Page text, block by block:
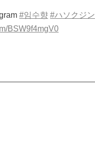
#임수향 #ハソクジン
BSW9f4mgV0